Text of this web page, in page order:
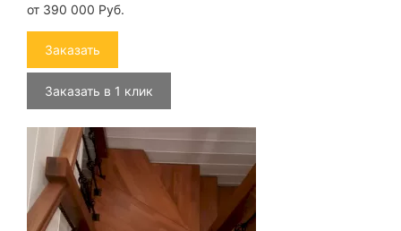
от 390 000 Руб.
Заказать
Заказать в 1 клик